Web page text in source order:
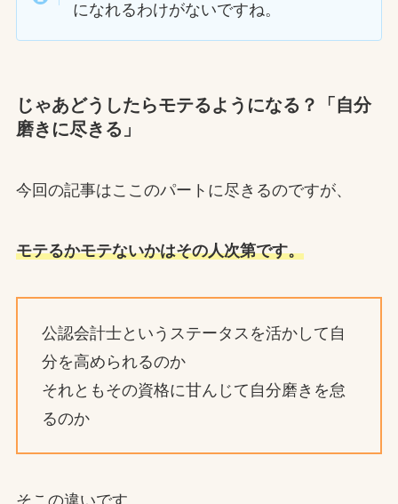
になれるわけがないですね。
じゃあどうしたらモテるようになる？「自分
磨きに尽きる」
今回の記事はここのパートに尽きるのですが、
モテるかモテないかはその人次第です。
公認会計士というステータスを活かして自
分を高められるのか
それともその資格に甘んじて自分磨きを怠
るのか
そこの違いです。